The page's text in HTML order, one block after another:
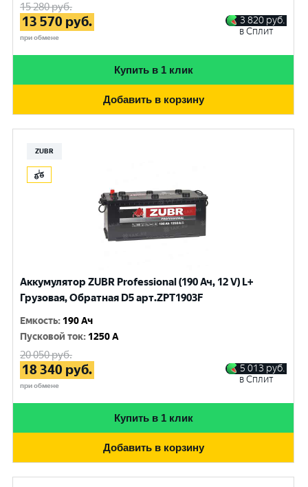
15 280руб.
13 570 руб.
при обмене
3 820 руб.
в Сплит
Купить в 1 клик
Добавить в корзину
ZUBR
Аккумулятор ZUBR Professional (190 Ач, 12 V) L+
Грузовая, Обратная D5 арт.ZPT1903F
Емкость: 190 Ач
Пусковой ток: 1250 A
20 050руб.
18 340 руб.
при обмене
5 013 руб.
в Сплит
Купить в 1 клик
Добавить в корзину